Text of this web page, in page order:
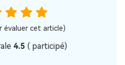
évaluer cet article)
4.5 ( participé)